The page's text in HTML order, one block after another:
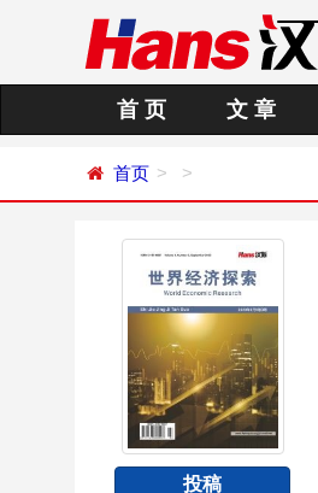
首 页 文 章
首页
投稿